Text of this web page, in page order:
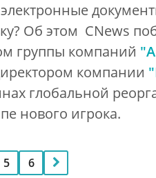
Об этом CNews
группы компаний
компании
глобальной
нового игрока.
5 6